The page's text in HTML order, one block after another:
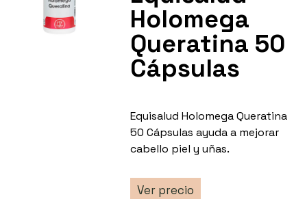
Holomega
Queratina 50
Cápsulas
Equisalud Holomega Queratina
50 Cápsulas ayuda a mejorar
cabello piel y uñas.
Ver precio